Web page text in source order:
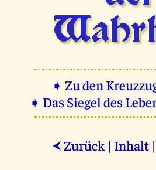
➧ Zu den
➧ Das Siegel des
⮜ Zurück | Inhalt